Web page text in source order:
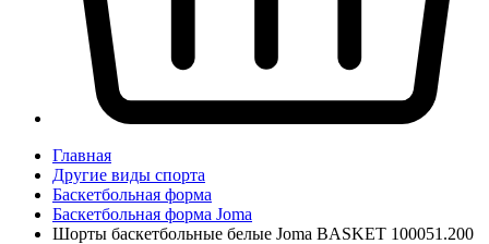
Главная
Другие виды спорта
Баскетбольная форма
Баскетбольная форма Joma
Шорты баскетбольные белые Joma BASKET 100051.200